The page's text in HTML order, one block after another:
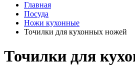
Главная
Посуда
Ножи кухонные
Точилки для кухонных ножей
Точилки для